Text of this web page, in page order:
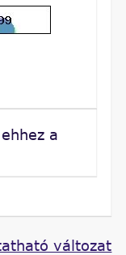
a
változat